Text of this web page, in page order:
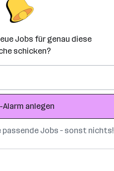
Jobs für genau diese
schicken?
Alarm anlegen
passende Jobs – sonst nichts!